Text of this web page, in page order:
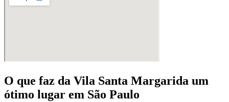
O que faz da Vila Santa Margarida um
ótimo lugar em São Paulo